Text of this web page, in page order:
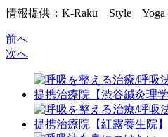
情報提供：K-Raku Style
前へ
次へ